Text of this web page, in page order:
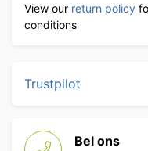
View our return policy
conditions
Trustpilot
Bel ons